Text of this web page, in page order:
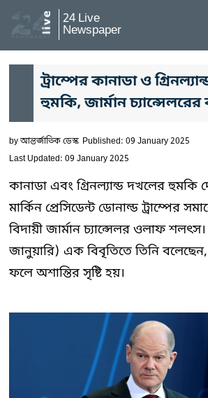
24 Live
Newspaper
ট্রাম্পের কানাডা ও
হুমকি, জার্মান চ্যান্সেলরের
byআন্তর্জাতিক ডেস্ক Published: 09 January 2025
Last Updated: 09 January 2025
কানাডা এবং গ্রিনল্যান্ড দখলের হুমকি
মার্কিন প্রেসিডেন্ট ডোনাল্ড ট্রাম্পের
বিদায়ী জার্মান চ্যান্সেলর ওলাফ
জানুয়ারি) এক বিবৃতিতে তিনি
ফলে অশান্তির সৃষ্টি হয়।